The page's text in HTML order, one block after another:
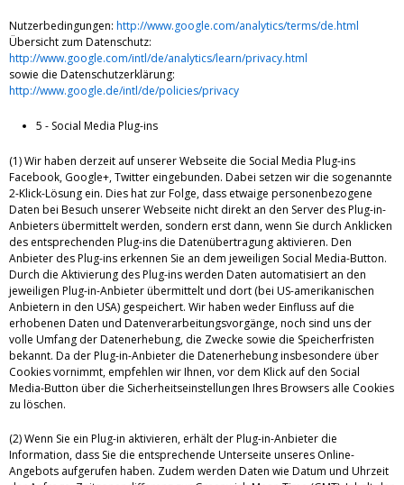
Nutzerbedingungen: http://www.google.com/analytics/terms/de.html
Übersicht zum Datenschutz:
http://www.google.com/intl/de/analytics/learn/privacy.html
sowie die Datenschutzerklärung:
http://www.google.de/intl/de/policies/privacy
5 - Social Media Plug-ins
(1) Wir haben derzeit auf unserer Webseite die Social Media Plug-ins
Facebook, Google+, Twitter eingebunden. Dabei setzen wir die sogenannte
2-Klick-Lösung ein. Dies hat zur Folge, dass etwaige personenbezogene
Daten bei Besuch unserer Webseite nicht direkt an den Server des Plug-in-
Anbieters übermittelt werden, sondern erst dann, wenn Sie durch Anklicken
des entsprechenden Plug-ins die Datenübertragung aktivieren. Den
Anbieter des Plug-ins erkennen Sie an dem jeweiligen Social Media-Button.
Durch die Aktivierung des Plug-ins werden Daten automatisiert an den
jeweiligen Plug-in-Anbieter übermittelt und dort (bei US-amerikanischen
Anbietern in den USA) gespeichert. Wir haben weder Einfluss auf die
erhobenen Daten und Datenverarbeitungsvorgänge, noch sind uns der
volle Umfang der Datenerhebung, die Zwecke sowie die Speicherfristen
bekannt. Da der Plug-in-Anbieter die Datenerhebung insbesondere über
Cookies vornimmt, empfehlen wir Ihnen, vor dem Klick auf den Social
Media-Button über die Sicherheitseinstellungen Ihres Browsers alle Cookies
zu löschen.
(2) Wenn Sie ein Plug-in aktivieren, erhält der Plug-in-Anbieter die
Information, dass Sie die entsprechende Unterseite unseres Online-
Angebots aufgerufen haben. Zudem werden Daten wie Datum und Uhrzeit